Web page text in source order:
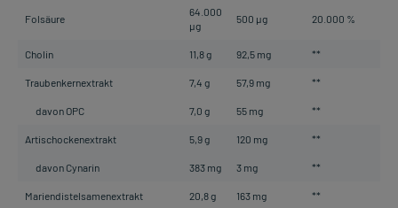
Folsäure
64.000
µg
500 µg 20.000 %
Cholin 11,8 g 92,5 mg **
Traubenkernextrakt 7,4 g 57,9 mg **
davon OPC 7,0 g 55 mg **
Artischockenextrakt 5,9 g 120 mg **
davon Cynarin 383 mg 3 mg **
Mariendistelsamenextrakt 20,8 g 163 mg **